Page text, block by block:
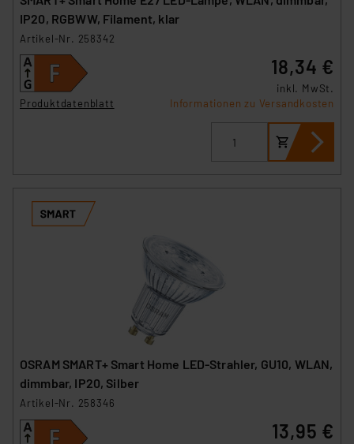
IP20, RGBWW, Filament, klar
Artikel-Nr. 258342
Produktdatenblatt
18,34 €
inkl. MwSt.
Informationen zu Versandkosten
OSRAM SMART+ Smart Home LED-Strahler, GU10, WLAN,
dimmbar, IP20, Silber
Artikel-Nr. 258346
13,95 €